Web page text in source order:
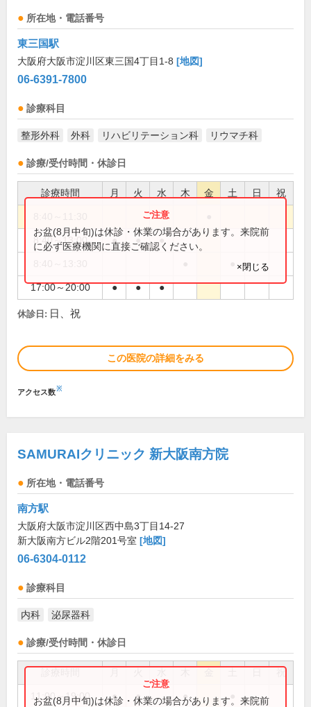
所在地・電話番号
東三国駅
大阪府大阪市淀川区東三国4丁目1-8 [地図]
06-6391-7800
診療科目
整形外科 外科 リハビリテーション科 リウマチ科
診療/受付時間・休診日
診療時間 月 火 水 木 金 土 日 祝
8:40～13:00 ● ● ●
17:00～20:00 ● ● ●
お盆(8月中旬)は休診・休業の場合があります。来院前
に必ず医療機関に直接ご確認ください。
×閉じる
休診日: 日、祝
この医院の詳細をみる
アクセス数※
SAMURAIクリニック 新大阪南方院
所在地・電話番号
南方駅
大阪府大阪市淀川区西中島3丁目14-27
新大阪南方ビル2階201号室 [地図]
06-6304-0112
診療科目
内科 泌尿器科
診療/受付時間・休診日
祝
11:00～19:00 ● ● ●
お盆(8月中旬)は休診・休業の場合があります。来院前